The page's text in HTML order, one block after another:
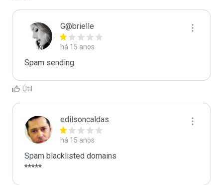
G@brielle
há 15 anos
Spam sending.
Útil
edilsoncaldas
há 15 anos
Spam blacklisted domains
*****